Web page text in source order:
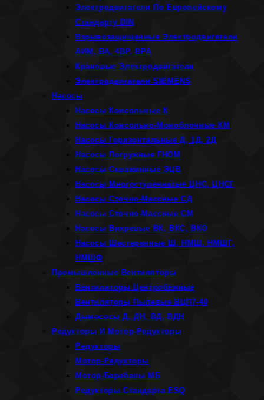
Электродвигатели По Европейскому
Стандарту DIN
Взрывозащищенные Электродвигатели
АИМ, ВА, 4ВР, ВРА
Крановые Электродвигатели
Электродвигатели SIEMENS
Насосы
Насосы Консольные К
Насосы Консольно-Моноблочные КМ
Насосы Горизонтальные Д, 1Д, 2Д
Насосы Погружные ГНОМ
Насосы Скважинные ЭЦВ
Насосы Многоступенчатые ЦНС, ЦНСГ
Насосы Сточно-Массные СД
Насосы Сточно-Массные СМ
Насосы Вихревые ВК, ВКС, ВКО
Насосы Шестеренные Ш, НМШ, НМШГ,
НМШФ
Промышленные Вентиляторы
Вентиляторы Центробежные
Вентиляторы Пылевые ВЦП7-40
Дымососы Д, ДН, ВД, ВДН
Редукторы И Мотор-Редукторы
Редукторы
Мотор-Редукторы
Мотор-Барабаны МБ
Редукторы Стандарта ESQ